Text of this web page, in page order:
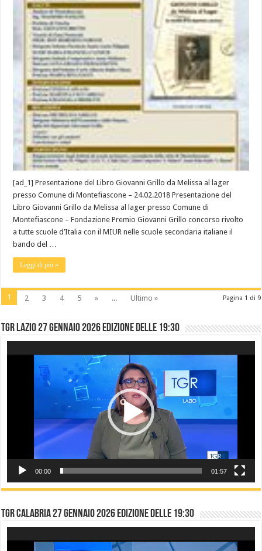
[ad_1] Presentazione del Libro Giovanni Grillo da Melissa al lager
presso Comune di Montefiascone – 24.02.2018 Presentazione del
Libro Giovanni Grillo da Melissa al lager presso Comune di
Montefiascone – Fondazione Premio Giovanni Grillo concorso rivolto
a tutte scuole d’Italia con il MIUR nelle scuole secondaria italiane il
bando del …
Leggi di più »
Pagina 1 di 9
1 2 3 4 5 » ... Ultimo »
TGR LAZIO 27 gennaio 2026 edizione delle 19:30
Player
00:00 01:57
TGR CALABRIA 27 gennaio 2026 edizione delle 19:30
Player